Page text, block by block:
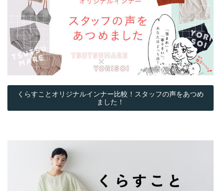
くらすことオリジナルインナー比較！スタッフの声をあつめ
ました！